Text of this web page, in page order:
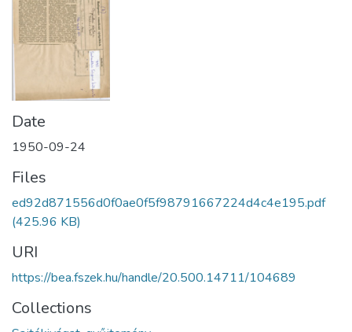
Date
1950-09-24
Files
ed92d871556d0f0ae0f5f98791667224d4c4e195.pdf
(425.96 KB)
URI
https://bea.fszek.hu/handle/20.500.14711/104689
Collections